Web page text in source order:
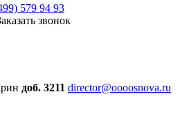
579 94 93
звонок
доб. 3211 director@oooosnova.ru